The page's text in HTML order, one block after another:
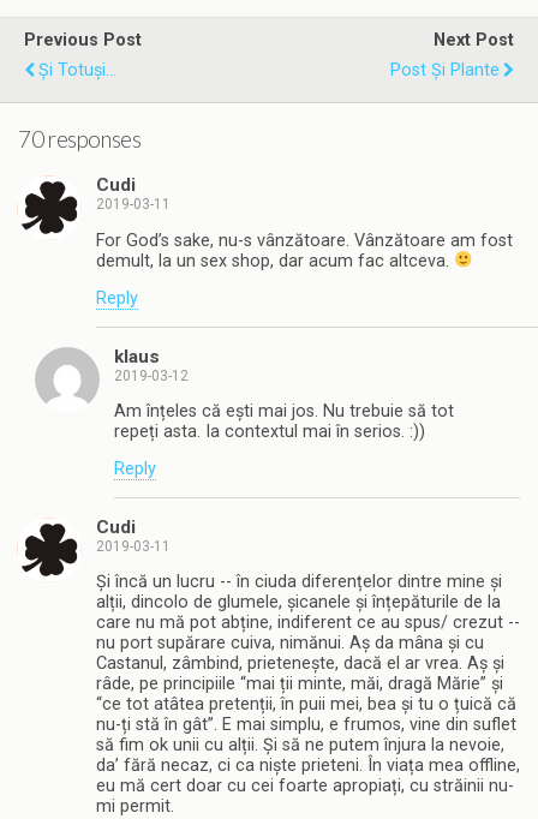
Previous Post
Și Totuși...
Next Post
Post Și Plante
70 responses
Cudi
2019-03-11
For God’s sake, nu-s vânzătoare. Vânzătoare am fost
demult, la un sex shop, dar acum fac altceva.
Reply
klaus
2019-03-12
Am înțeles că ești mai jos. Nu trebuie să tot
repeți asta. Ia contextul mai în serios. :))
Reply
Cudi
2019-03-11
Și încă un lucru -- în ciuda diferențelor dintre mine și
alții, dincolo de glumele, șicanele și înțepăturile de la
care nu mă pot abține, indiferent ce au spus/ crezut --
nu port supărare cuiva, nimănui. Aș da mâna și cu
Castanul, zâmbind, prietenește, dacă el ar vrea. Aș și
râde, pe principiile “mai ții minte, măi, dragă Mărie” și
“ce tot atâtea pretenții, în puii mei, bea și tu o țuică că
nu-ți stă în gât”. E mai simplu, e frumos, vine din suflet
să fim ok unii cu alții. Și să ne putem înjura la nevoie,
da’ fără necaz, ci ca niște prieteni. În viața mea offline,
eu mă cert doar cu cei foarte apropiați, cu străinii nu-
mi permit.